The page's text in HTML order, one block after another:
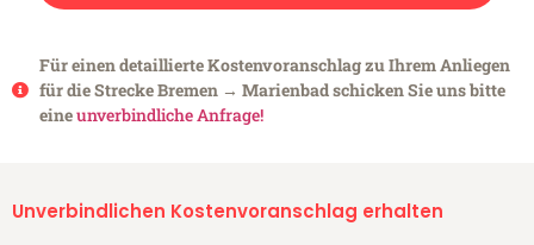
Für einen detaillierte Kostenvoranschlag zu Ihrem Anliegen
für die Strecke Bremen → Marienbad schicken Sie uns bitte
eineunverbindliche Anfrage!
Unverbindlichen Kostenvoranschlag erhalten